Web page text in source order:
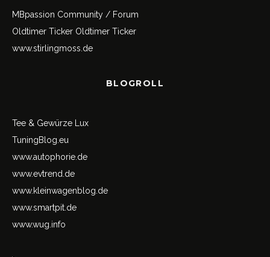
MBpassion Community / Forum
Oldtimer Ticker Oldtimer Ticker
www.stirlingmoss.de
BLOGROLL
Tee & Gewürze Lux
TuningBlog.eu
www.autophorie.de
www.evtrend.de
www.kleinwagenblog.de
www.smartpit.de
www.wug.info